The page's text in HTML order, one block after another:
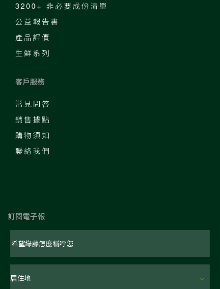
3200+ 非必要成份清單
公益報告書
產品評價
生鮮系列
客戶服務
常見問答
銷售據點
購物須知
聯絡我們
訂閱電子報